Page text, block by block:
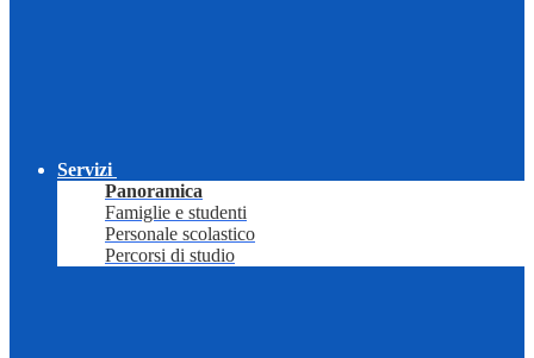
Servizi
Panoramica
Famiglie e studenti
Personale scolastico
Percorsi di studio